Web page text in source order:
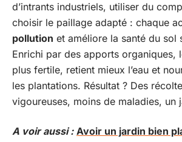
d’intrants industriels, utiliser du
choisir le paillage adapté : chaque
pollution et améliore la santé du sol
Enrichi par des apports organiques,
plus fertile, retient mieux l’eau et
les plantations. Résultat ? Des
vigoureuses, moins de maladies, un
A voir aussi : Avoir un jardin bien